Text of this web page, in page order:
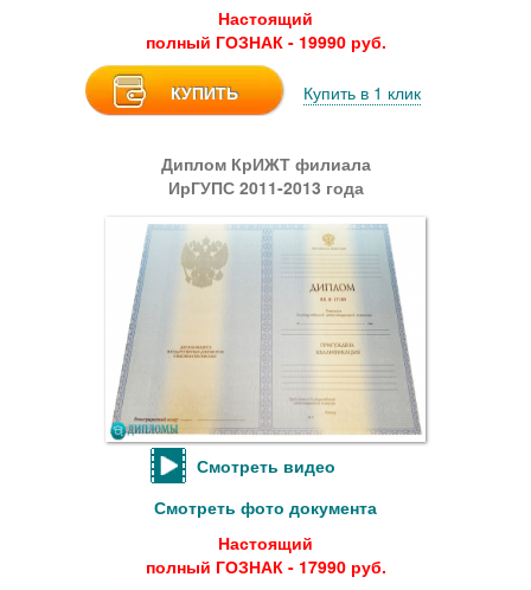
Настоящий
полный ГОЗНАК - 19990 руб.
КУПИТЬ Купить в 1 клик
Диплом КрИЖТ филиала
ИрГУПС 2011-2013 года
Смотреть видео
Смотреть фото документа
Настоящий
полный ГОЗНАК - 17990 руб.